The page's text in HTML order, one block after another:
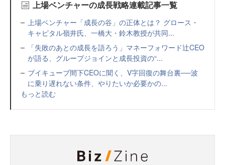
上場ベンチャーの成長戦略連載記事一覧
上場ベンチャー「成長の谷」の正体とは？ グロース・
キャピタル嶺井氏、一橋大・鈴木教授が共同...
「失敗のあとの成長を語ろう」マネーフォワード辻CEO
が語る、グループジョインと成長投資の“...
ブイキューブ間下CEOに聞く、V字回復の舞台裏──波
に乗り遅れない条件、やりたいか必要かの...
もっと読む